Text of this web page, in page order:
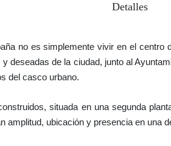
Detalles
no es simplemente vivir en el
deseadas de la ciudad, junto al
del casco urbano.
situada en una segunda
amplitud, ubicación y presencia en una